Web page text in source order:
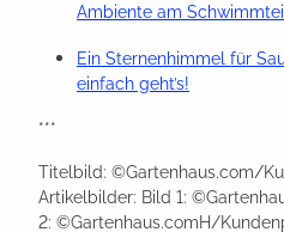
Ambiente am
Ein Sternenhimmel für
einfach geht’s!
***
Titelbild: ©Gartenhaus.com/
Artikelbilder: Bild 1:
2: ©Gartenhaus.comH/